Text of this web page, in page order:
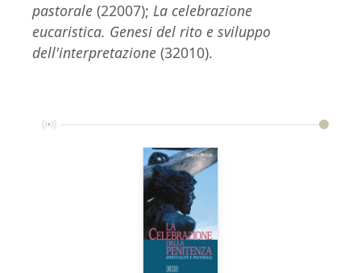
pastorale (22007); La celebrazione
eucaristica. Genesi del rito e sviluppo
dell'interpretazione (32010).